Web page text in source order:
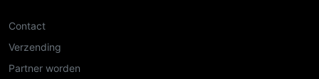
Contact
Verzending
Partner worden